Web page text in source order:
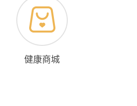
健康商城